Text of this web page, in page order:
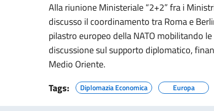
Alla riunione Ministeriale “2+2” fra i
discusso il coordinamento tra Roma e
pilastro europeo della NATO mobilitando
discussione sul supporto diplomatico,
Medio Oriente.
Tags:
Diplomazia Economica Europa